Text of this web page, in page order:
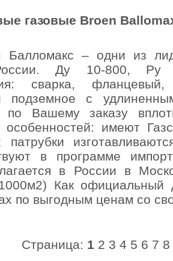
газовые Broen
Балломакс – одни из
Ду 10-800, Ру
сварка,
подземное с
по Вашему заказу
особенностей: имеют
патрубки
в программе
в России в
Как официальный
по выгодным ценам со
Страница: 1 2 3 4 5 6 7 8